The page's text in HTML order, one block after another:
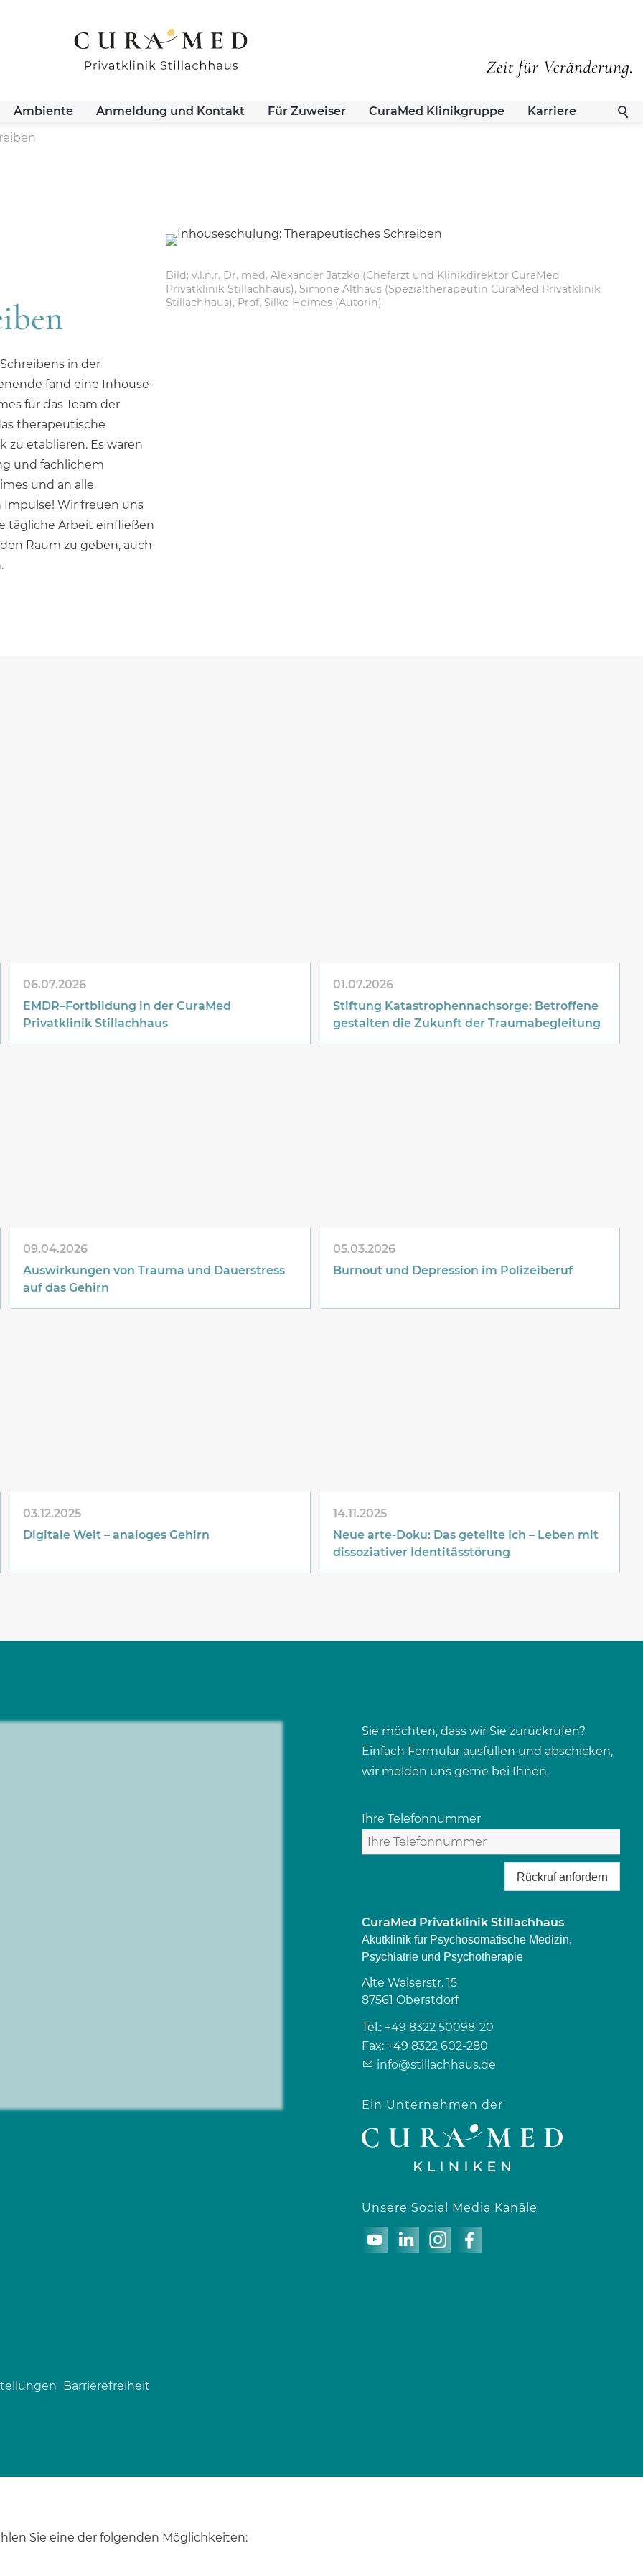
Ambiente Anmeldung und Kontakt Für Zuweiser CuraMed Klinikgruppe
Karriere
in der
fand eine Inhouse-
für das Team der
therapeutische
zu etablieren. Es waren
und fachlichem
und an alle
Wir freuen uns
tägliche Arbeit einfließen
Raum zu geben, auch
Bild: v.l.n.r. Dr. med. Alexander Jatzko (Chefarzt und Klinikdirektor CuraMed
Privatklinik Stillachhaus), Simone Althaus (Spezialtherapeutin CuraMed Privatklinik
Stillachhaus), Prof. Silke Heimes (Autorin)
06.07.2026
EMDR–Fortbildung in derCuraMed
Privatklinik Stillachhaus
01.07.2026
Stiftung Katastrophennachsorge: Betroffene
gestalten die Zukunft der Traumabegleitung
09.04.2026
Auswirkungen von Trauma und Dauerstress
auf das Gehirn
05.03.2026
Burnout und Depression im Polizeiberuf
03.12.2025
Digitale Welt – analoges Gehirn
14.11.2025
Neue arte-Doku: Das geteilte Ich – Leben mit
dissoziativer Identitässtörung
Sie möchten, dass wir Sie zurückrufen?
Einfach Formular ausfüllen und abschicken,
wir melden uns gerne bei Ihnen.
Ihre Telefonnummer
Rückruf anfordern
CuraMed Privatklinik Stillachhaus
Akutklinik für Psychosomatische Medizin,
Psychiatrie und Psychotherapie
Alte Walserstr. 15
87561 Oberstdorf
Tel.: +49 8322 50098-20
Fax: +49 8322 602-280
info@stillachhaus.de
Ein Unternehmen der
Unsere Social Media Kanäle
Barrierefreiheit
Sie eine der folgenden Möglichkeiten: